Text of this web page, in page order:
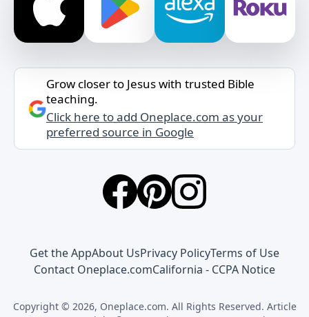
Grow closer to Jesus with trusted Bible
teaching.
Click here to add Oneplace.com as your
preferred source in Google
Get the AppAbout UsPrivacy PolicyTerms of Use
Contact Oneplace.comCalifornia - CCPA Notice
Copyright © 2026, Oneplace.com. All Rights Reserved. Article